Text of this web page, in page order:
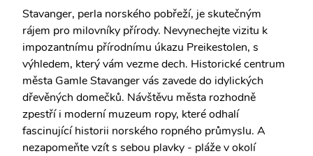
Stavanger, perla norského pobřeží, je skutečným
rájem pro milovníky přírody. Nevynechejte vizitu k
impozantnímu přírodnímu úkazu Preikestolen, s
výhledem, který vám vezme dech. Historické centrum
města Gamle Stavanger vás zavede do idylických
dřevěných domečků. Návštěvu města rozhodně
zpestří i moderní muzeum ropy, které odhalí
fascinující historii norského ropného průmyslu. A
nezapomeňte vzít s sebou plavky - pláže v okolí